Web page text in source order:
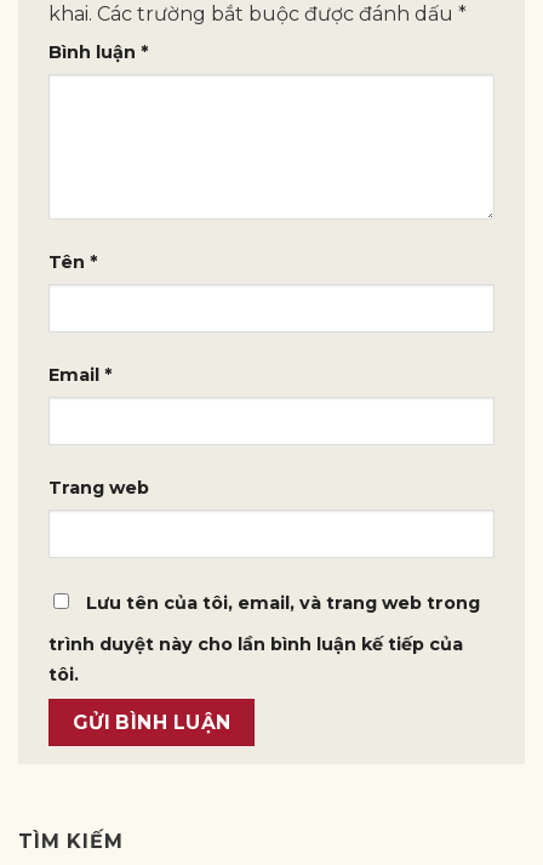
khai. Các trường bắt buộc được đánh dấu *
Bình luận *
Tên *
Email *
Trang web
Lưu tên của tôi, email, và trang web trong
trình duyệt này cho lần bình luận kế tiếp của
tôi.
TÌM KIẾM